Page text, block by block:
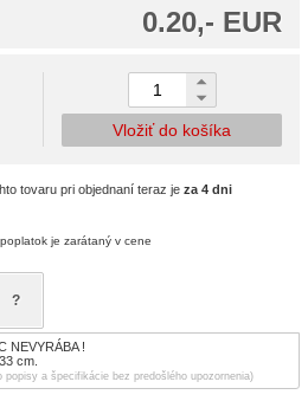
0.20,- EUR
Vložiť do košíka
tovaru pri objednaní teraz je za 4 dni
je zarátaný v cene
?
NEVYRÁBA !
cm.
a špecifikácie bez predošlého upozornenia)